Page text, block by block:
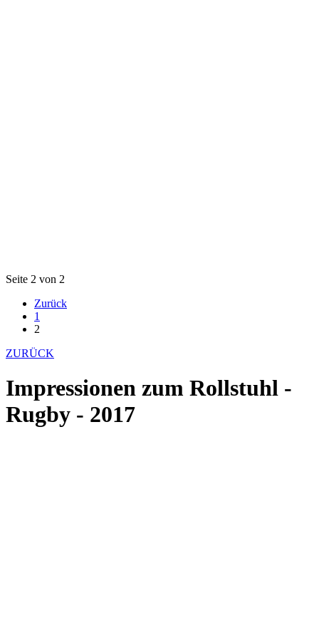
Seite 2 von 2
Zurück
1
2
ZURÜCK
Impressionen zum Rollstuhl -
Rugby - 2017